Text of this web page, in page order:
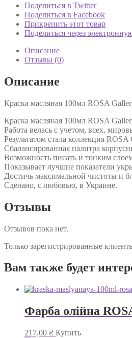
Поделиться в Twitter
Поделиться в Facebook
Прикрепить этот товар
Поделиться через
Описание
Отзывы (0)
Описание
Краска масляная 100мл ROSA
Краска масляная 100мл ROSA
Работа велась с учетом, всех,
Результатом стала коллекция
Сбалансированная палитра
Возможность писать и тонким
Показывает лучшие показатели
Достичь максимальной чистоты и
Сделано, с любовью, в Украине.
Отзывы
Отзывов пока нет.
Только зарегистрированные
Вам также будет
Фарба олійна
217,00 ₴ Купить